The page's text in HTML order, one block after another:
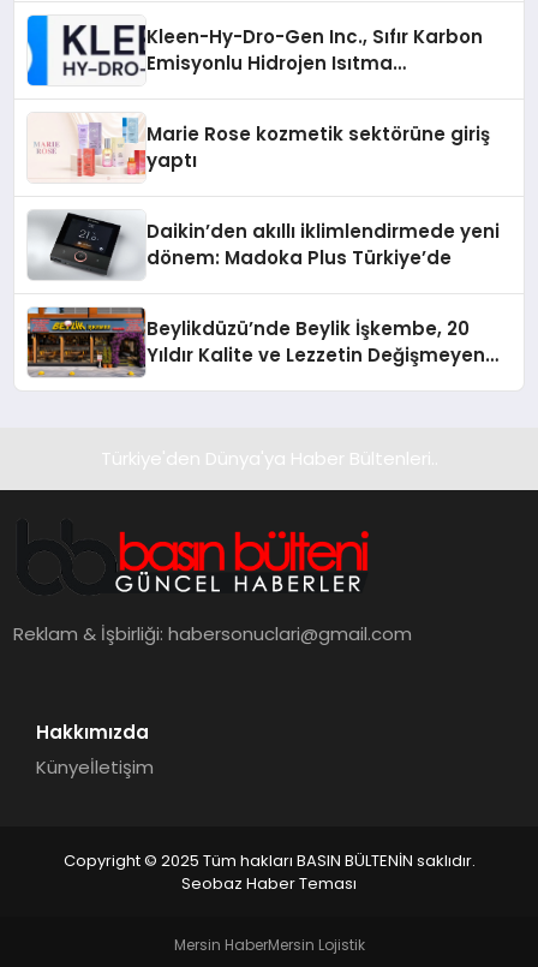
Kleen-Hy-Dro-Gen Inc., Sıfır Karbon
Emisyonlu Hidrojen Isıtma
Marie Rose kozmetik sektörüne giriş
yaptı
Daikin’den akıllı iklimlendirmede yeni
dönem: Madoka Plus Türkiye’de
Beylikdüzü’nde Beylik İşkembe, 20
Yıldır Kalite ve Lezzetin Değişmeyen
Türkiye'den Dünya'ya Haber Bültenleri..
Reklam & İşbirliği:habersonuclari@gmail.com
Hakkımızda
Künyeİletişim
Copyright © 2025 Tüm hakları BASIN BÜLTENİN saklıdır.
Seobaz Haber Teması
Mersin HaberMersin Lojistik